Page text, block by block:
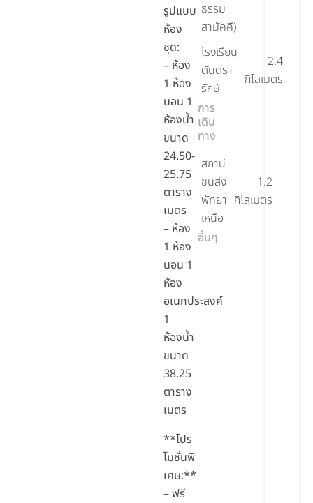
รูปแบบ
ห้อง
ชุด:
– ห้อง
1 ห้อง
นอน 1
ห้องน้ำ
ขนาด
24.50-
25.75
ตาราง
เมตร
– ห้อง
1 ห้อง
นอน 1
ห้อง
อเนกประสงค์
1
ห้องน้ำ
ขนาด
38.25
ตาราง
เมตร
**โปร
โมชั่นพิ
เศษ:**
– ฟรี
ธรรม
สามัคคี)
โรงเรียน
ตันตรา
รักษ์
2.4
กิโลเมตร
การ
เดิน
ทาง
สถานี
ขนส่ง
พัทยา
เหนือ
1.2
กิโลเมตร
อื่นๆ